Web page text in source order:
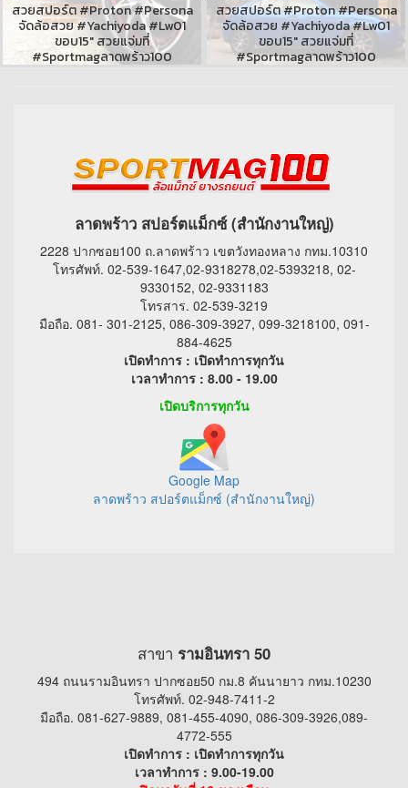
สวยสปอร์ต #Proton #Persona
จัดล้อสวย #Yachiyoda #Lw01
ขอบ15" สวยแจ่มที่
#Sportmagลาดพร้าว100
สวยสปอร์ต #Proton #Persona
จัดล้อสวย #Yachiyoda #Lw01
ขอบ15" สวยแจ่มที่
#Sportmagลาดพร้าว100
ลาดพร้าว สปอร์ตแม็กซ์ (สำนักงานใหญ่)
2228 ปากซอย100 ถ.ลาดพร้าว เขตวังทองหลาง กทม.10310
โทรศัพท์. 02-539-1647,02-9318278,02-5393218, 02-
9330152, 02-9331183
โทรสาร. 02-539-3219
มือถือ. 081- 301-2125, 086-309-3927, 099-3218100, 091-
884-4625
เปิดทำการ : เปิดทำการทุกวัน
เวลาทำการ : 8.00 - 19.00
เปิดบริการทุกวัน
Google Map
ลาดพร้าว สปอร์ตแม็กซ์ (สำนักงานใหญ่)
สาขา รามอินทรา 50
494 ถนนรามอินทรา ปากซอย50 กม.8 คันนายาว กทม.10230
โทรศัพท์. 02-948-7411-2
มือถือ. 081-627-9889, 081-455-4090, 086-309-3926,089-
4772-555
เปิดทำการ : เปิดทำการทุกวัน
เวลาทำการ : 9.00-19.00